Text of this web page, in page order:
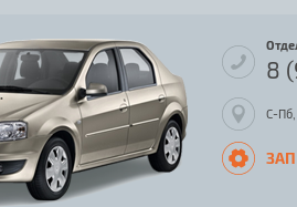
8
С-Пб,